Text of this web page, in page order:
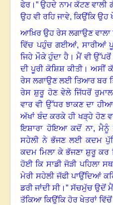
ਫੇਰ ।”ਉਹਦੇ ਨਾਮ ਕੱਟਣ ਵਾਲੀ
ਉਹ ਵੀ ਰਹਿ ਜਾਵੇ, ਕਿਉਂਕਿ ਉਹ
ਆਖ਼ਿਰ ਉਹ ਰੇਸ ਲਗਾਉਣ
ਵਿੱਚ ਪਹੁੰਚ ਗਈਆਂ, ਸਾਰੀਆਂ
ਜਿਹੇ ਮੌਕੇ ਹੁੰਦਾ ਹੈ। ਮੈਂ ਵੀ ਉੱਪਰੋਂ
ਦੀ ਪੂਰੀ ਕੋਸ਼ਿਸ਼ ਕੀਤੀ। ਅਸੀਂ
ਰੇਸ ਲਗਾਉਣ ਲਈ ਤਿਆਰ ਬਰ
ਰੇਸ ਸ਼ੁਰੂ ਹੋਣ ਵੇਲੇ ਜਿੱਧਰੋਂ ਰੁਮਾਲ
ਵਾਰ ਵੀ ਉੱਧਰ ਝਾਕਣ ਦਾ
ਅੱਖਾਂ ਬੰਦ ਕਰਕੇ ਹੀ ਖੜ੍ਹੇ ਹੋਣ
ਇਸ਼ਾਰਾ ਹੋਇਆ ਕਦੋਂ ਨਾ, ਮੈਨੂੰ
ਸਹੇਲੀ ਨੇ ਭੱਜਣ ਲਈ ਕਦਮ
ਕਦਮ ਮਿਲਾ ਕੇ ਭੱਜਣਾ ਸ਼ੁਰੂ ਕਰ
ਹੋਈ ਕਿ ਸਾਡੀ ਜੋੜੀ ਪਹਿਲਾ
ਮੇਰੀ ਸਹੇਲੀ ਜੱਫੀ ਪਾਉਂਦਿਆਂ
ਡਰੀ ਜਾਂਦੀ ਸੀ।” ਸੱਚਮੁੱਚ ਉਦੋਂ
ਤੱਕਿਆ ਕਿਉਂਕਿ ਹੋਰ ਖੇਤਰਾਂ